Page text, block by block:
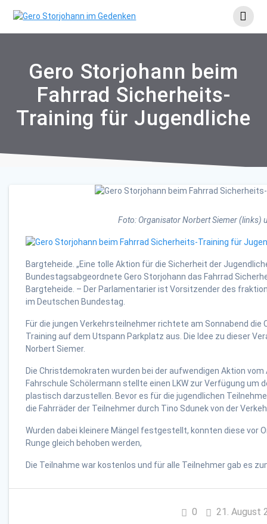
to
Gero Storjohann beim
Fahrrad Sicherheits-
Training für Jugendliche
Foto: Organisator Norbert Siemer (links)
Bargteheide. „Eine tolle Aktion für die Sicherheit der
Bundestagsabgeordnete Gero Storjohann das Fahrrad
Bargteheide. – Der Parlamentarier ist Vorsitzender des
im Deutschen Bundestag.
Für die jungen Verkehrsteilnehmer richtete am Sonnabend die
Training auf dem Utspann Parkplatz aus. Die Idee zu dieser
Norbert Siemer.
Die Christdemokraten wurden bei der aufwendigen Aktion
Fahrschule Schölermann stellte einen LKW zur Verfügung um
plastisch darzustellen. Bevor es für die jugendlichen
die Fahrräder der Teilnehmer durch Tino Sdunek von der
Wurden dabei kleinere Mängel festgestellt, konnten diese vor
Runge gleich behoben werden,
Die Teilnahme war kostenlos und für alle Teilnehmer gab es
0 21. August